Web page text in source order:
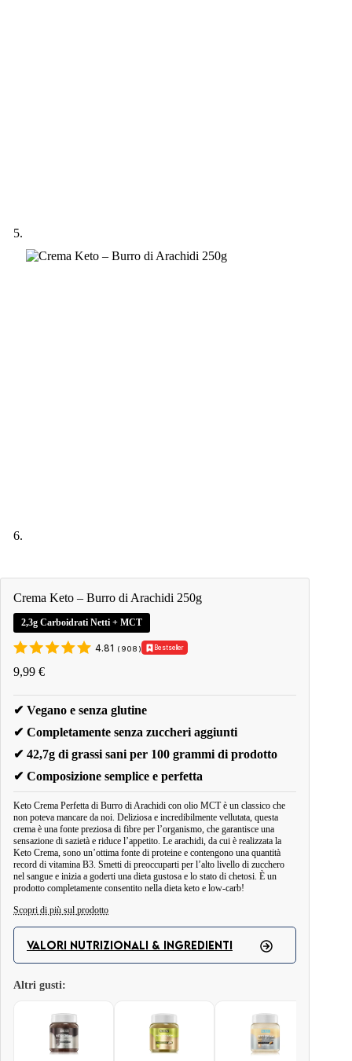
Crema Keto – Burro di Arachidi 250g
2,3g Carboidrati Netti + MCT
4.81 ( 908 ) Bestseller
9,99 €
✔ Vegano e senza glutine
✔ Completamente senza zuccheri aggiunti
✔ 42,7g di grassi sani per 100 grammi di prodotto
✔ Composizione semplice e perfetta
Keto Crema Perfetta di Burro di Arachidi con olio MCT è un classico che
non poteva mancare da noi. Deliziosa e incredibilmente vellutata, questa
crema è una fonte preziosa di fibre per l’organismo, che garantisce una
sensazione di sazietà e riduce l’appetito. Le arachidi, da cui è realizzata la
Keto Crema, sono un’ottima fonte di proteine e contengono una quantità
record di vitamina B3. Smetti di preoccuparti per l’alto livello di zucchero
nel sangue e inizia a goderti una dieta gustosa e lo stato di chetosi. È un
prodotto completamente consentito nella dieta keto e low-carb!
Scopri di più sul prodotto
Keto Crema Perfetta di Burro di Arachidi con Olio MCT è una crema
di arachidi di altissima qualità! È vegana, senza glutine e senza zucchero!
Solo 2,3 grammi di carboidrati e ben 10,7 grammi di grassi sani per
di carboidrati. La Keto Crema è perfetta come aggiunta a tutti i tipi di dolci
keto, pancake o porridge keto. Può anche essere un ingrediente per veloci
VALORI NUTRIZIONALI & INGREDIENTI
Valori nutrizionali
Porzione giornaliera: 2 Cucchiai (circa 25 g)
Altri gusti: